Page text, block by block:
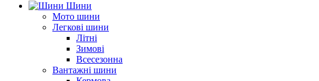
Шини
Мото шини
Легкові шини
Літні
Зимові
Всесезонна
Вантажні шини